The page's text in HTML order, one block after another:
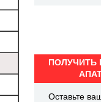
ПОЛУЧИТЬ
Оставьте